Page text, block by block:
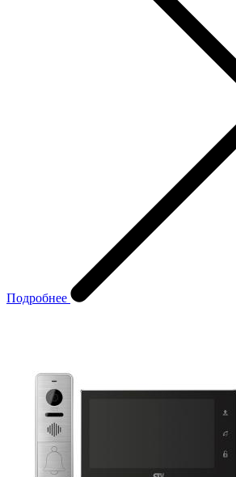
Подробнее